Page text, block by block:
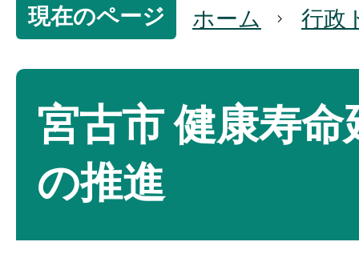
現在のページ ホーム 行政
宮古市 健康寿命
の推進